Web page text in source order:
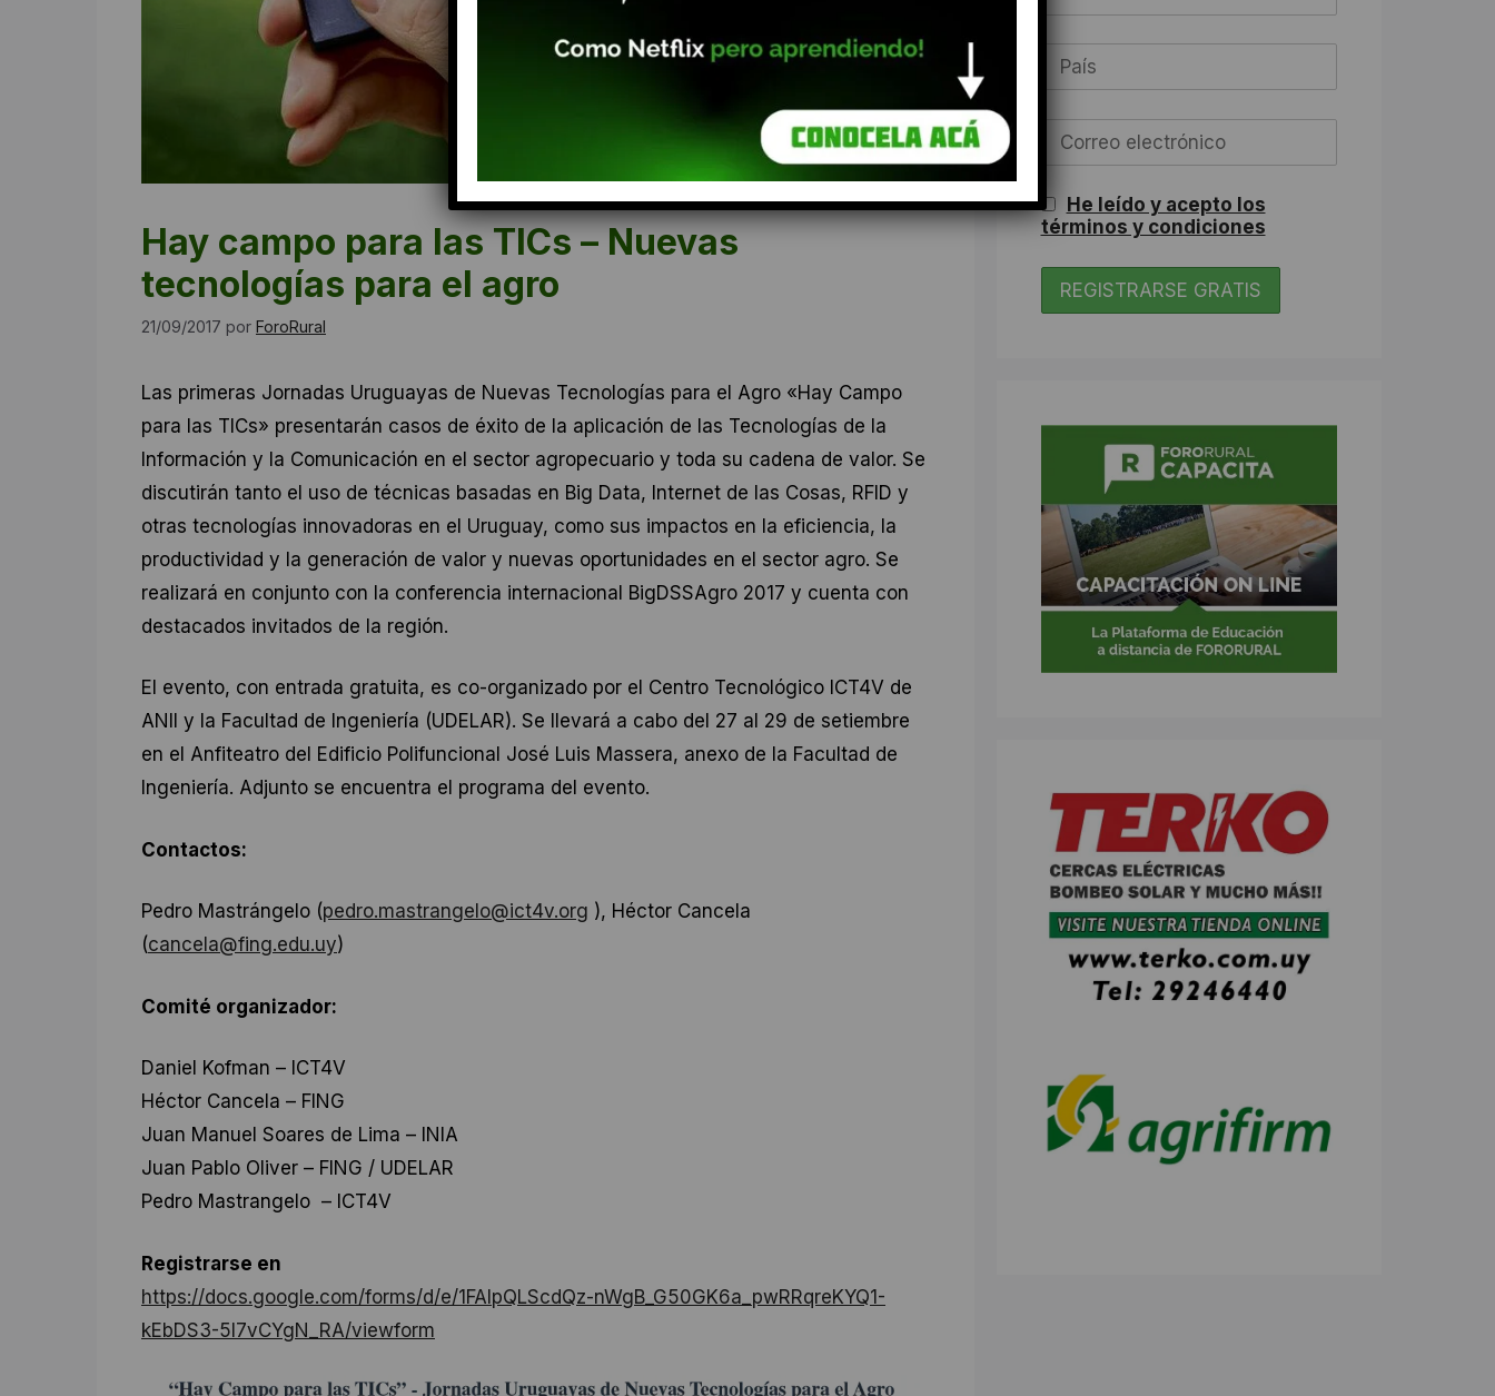
Hay campo para las TICs – Nuevas
tecnologías para el agro
21/09/2017 por ForoRural
Las primeras Jornadas Uruguayas de Nuevas Tecnologías para el Agro «Hay Campo
para las TICs» presentarán casos de éxito de la aplicación de las Tecnologías de la
Información y la Comunicación en el sector agropecuario y toda su cadena de valor. Se
discutirán tanto el uso de técnicas basadas en Big Data, Internet de las Cosas, RFID y
otras tecnologías innovadoras en el Uruguay, como sus impactos en la eficiencia, la
productividad y la generación de valor y nuevas oportunidades en el sector agro. Se
realizará en conjunto con la conferencia internacional BigDSSAgro 2017 y cuenta con
destacados invitados de la región.
El evento, con entrada gratuita, es co-organizado por el Centro Tecnológico ICT4V de
ANII y la Facultad de Ingeniería (UDELAR). Se llevará a cabo del 27 al 29 de setiembre
en el Anfiteatro del Edificio Polifuncional José Luis Massera, anexo de la Facultad de
Ingeniería. Adjunto se encuentra el programa del evento.
Contactos:
Pedro Mastrángelo (pedro.mastrangelo@ict4v.org ), Héctor Cancela
(cancela@fing.edu.uy)
Comité organizador:
Daniel Kofman – ICT4V
Héctor Cancela – FING
Juan Manuel Soares de Lima – INIA
Juan Pablo Oliver – FING / UDELAR
Pedro Mastrangelo – ICT4V
Registrarse en
https://docs.google.com/forms/d/e/1FAIpQLScdQz-nWgB_G50GK6a_pwRRqreKYQ1-
kEbDS3-5l7vCYgN_RA/viewform
He leído y acepto los
términos y condiciones